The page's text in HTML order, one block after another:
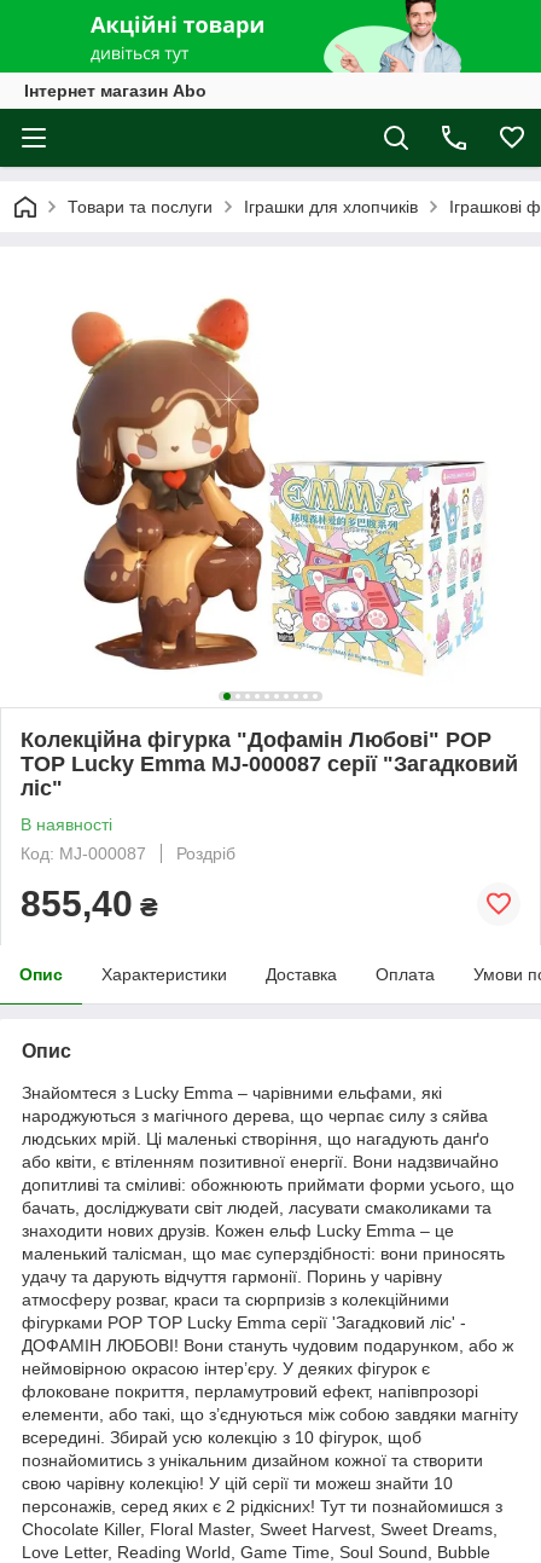
Інтернет магазин Abo
Товари та послуги Іграшки для хлопчиків Іграшкові
Колекційна фігурка "Дофамін Любові" POP
TOP Lucky Emma MJ-000087 серії "Загадковий
ліс"
В наявності
Код: MJ-000087
Роздріб
855,40 ₴
Опис Характеристики Доставка Оплата Умови
Опис
Знайомтеся з Lucky Emma – чарівними ельфами, які
народжуються з магічного дерева, що черпає силу з сяйва
людських мрій. Ці маленькі створіння, що нагадують данґо
або квіти, є втіленням позитивної енергії. Вони надзвичайно
допитливі та сміливі: обожнюють приймати форми усього, що
бачать, досліджувати світ людей, ласувати смаколиками та
знаходити нових друзів. Кожен ельф Lucky Emma – це
маленький талісман, що має суперздібності: вони приносять
удачу та дарують відчуття гармонії. Поринь у чарівну
атмосферу розваг, краси та сюрпризів з колекційними
фігурками POP TOP Lucky Emma серії 'Загадковий ліс' -
ДОФАМІН ЛЮБОВІ! Вони стануть чудовим подарунком, або ж
неймовірною окрасою інтер’єру. У деяких фігурок є
флоковане покриття, перламутровий ефект, напівпрозорі
елементи, або такі, що з’єднуються між собою завдяки магніту
всередині. Збирай усю колекцію з 10 фігурок, щоб
познайомитись з унікальним дизайном кожної та створити
свою чарівну колекцію! У цій серії ти можеш знайти 10
персонажів, серед яких є 2 рідкісних! Тут ти познайомишся з
Chocolate Killer, Floral Master, Sweet Harvest, Sweet Dreams,
Love Letter, Reading World, Game Time, Soul Sound, Bubble